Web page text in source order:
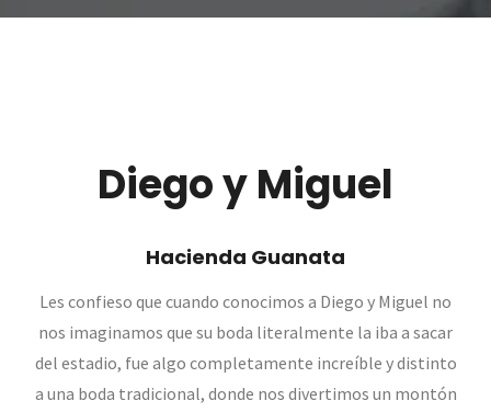
Diego y Miguel
Hacienda Guanata
Les confieso que cuando conocimos a Diego y Miguel no
nos imaginamos que su boda literalmente la iba a sacar
del estadio, fue algo completamente increíble y distinto
a una boda tradicional, donde nos divertimos un montón